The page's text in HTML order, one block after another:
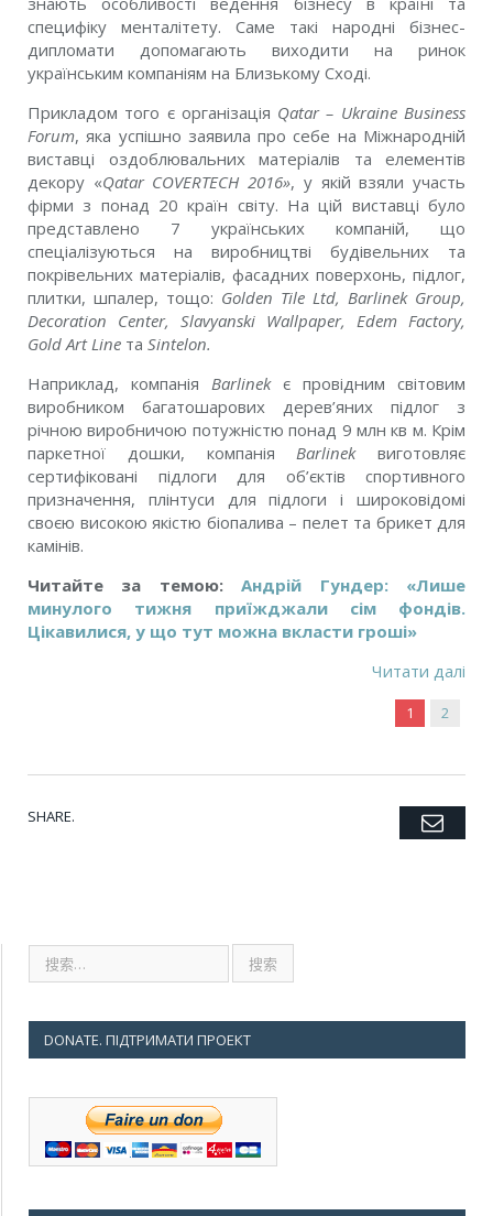
специфіку менталітету. Саме такі народні бізнес-
дипломати допомагають виходити на ринок
українським компаніям на Близькому Сході.
Прикладом того є організація Qatar – Ukraine Business
Forum, яка успішно заявила про себе на Міжнародній
виставці оздоблювальних матеріалів та елементів
декору «Qatar COVERTECH 2016», у якій взяли участь
фірми з понад 20 країн світу. На цій виставці було
представлено 7 українських компаній, що
спеціалізуються на виробництві будівельних та
покрівельних матеріалів, фасадних поверхонь, підлог,
плитки, шпалер, тощо: Golden Tile Ltd, Barlinek Group,
Decoration Center, Slavyanski Wallpaper, Edem Factory,
Gold Art Line та Sintelon.
Наприклад, компанія Barlinekє провідним світовим
виробником багатошарових дерев’яних підлог з
річною виробничою потужністю понад 9 млн кв м. Крім
паркетної дошки, компаніяBarlinekвиготовляє
сертифіковані підлоги для об’єктів спортивного
призначення, плінтуси для підлоги і широковідомі
своєю високою якістю біопалива – пелет та брикет для
камінів.
Читайте за темою:Андрій Гундер: «Лише
минулого тижня приїжджали сім фондів.
Цікавилися, у що тут можна вкласти гроші»
Читати далі
1 2
SHARE. Twitter
Facebook
Google+
Pinterest
LinkedIn
Tumblr
DONATE. ПІДТРИМАТИ ПРОЕКТ